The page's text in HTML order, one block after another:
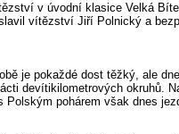
v úvodní klasice Velká
vítězství Jiří Polnický a
je pokaždé dost těžký, ale
devítikilometrových okruhů.
Polským pohárem však dnes